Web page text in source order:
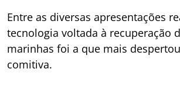
Entre as diversas apresentações
tecnologia voltada à recuperação
marinhas foi a que mais
comitiva.